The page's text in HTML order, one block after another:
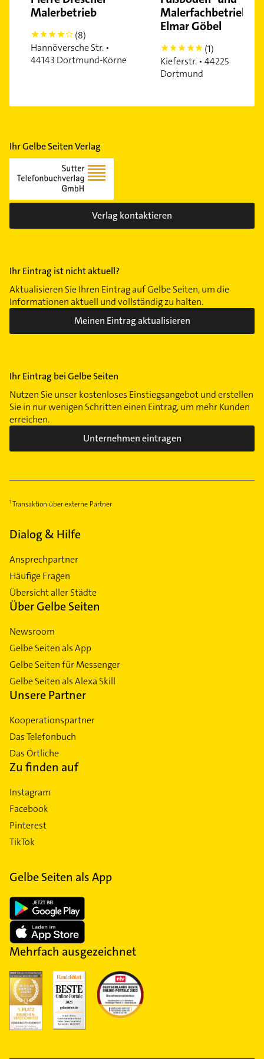
Wickede
Malerbetrieb
4
(8)
Hannöversche Str. •
44143 Dortmund-Körne
Malerfachbetrieb
Elmar Göbel
5
(1)
Kieferstr. • 44225
Dortmund
Ihr Gelbe Seiten Verlag
Verlag kontaktieren
Ihr Eintrag ist nicht aktuell?
Aktualisieren Sie Ihren Eintrag auf Gelbe Seiten, um die
Informationen aktuell und vollständig zu halten.
Meinen Eintrag aktualisieren
Ihr Eintrag bei Gelbe Seiten
Nutzen Sie unser kostenloses Einstiegsangebot und erstellen
Sie in nur wenigen Schritten einen Eintrag, um mehr Kunden
erreichen.
Unternehmen eintragen
Transaktion über externe Partner
Dialog & Hilfe
Ansprechpartner
Häufige Fragen
Übersicht aller Städte
Über Gelbe Seiten
Newsroom
Gelbe Seiten als App
Gelbe Seiten für Messenger
Gelbe Seiten als Alexa Skill
Unsere Partner
Kooperationspartner
Das Telefonbuch
Das Örtliche
Zu finden auf
Instagram
Facebook
Pinterest
TikTok
Gelbe Seiten als App
Mehrfach ausgezeichnet